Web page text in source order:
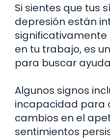
Si sientes que tus
depresión están
significativamente
en tu trabajo, es
para buscar
Algunos signos
incapacidad para
cambios en el
sentimientos